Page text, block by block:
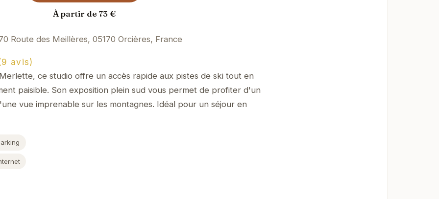
À partir de 73 €
Route des Meillères, 05170 Orcières, France
(9 avis)
ce studio offre un accès rapide aux pistes de ski tout en
paisible. Son exposition plein sud vous permet de profiter d'un
vue imprenable sur les montagnes. Idéal pour un séjour en